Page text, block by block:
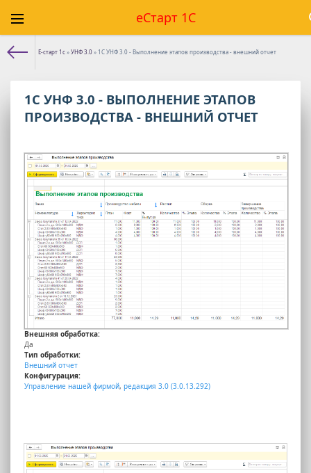
еСтарт 1С
Е-старт 1с»УНФ 3.0» 1С УНФ 3.0 - Выполнение этапов производства - внешний отчет
1С УНФ 3.0 - ВЫПОЛНЕНИЕ ЭТАПОВ
ПРОИЗВОДСТВА - ВНЕШНИЙ ОТЧЕТ
Внешняя обработка:
Да
Тип обработки:
Внешний отчет
Конфигурация:
Управление нашей фирмой, редакция 3.0 (3.0.13.292)